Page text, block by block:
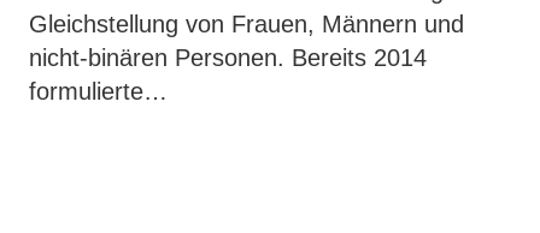
Gleichstellung von Frauen, Männern und
nicht-binären Personen. Bereits 2014
formulierte…